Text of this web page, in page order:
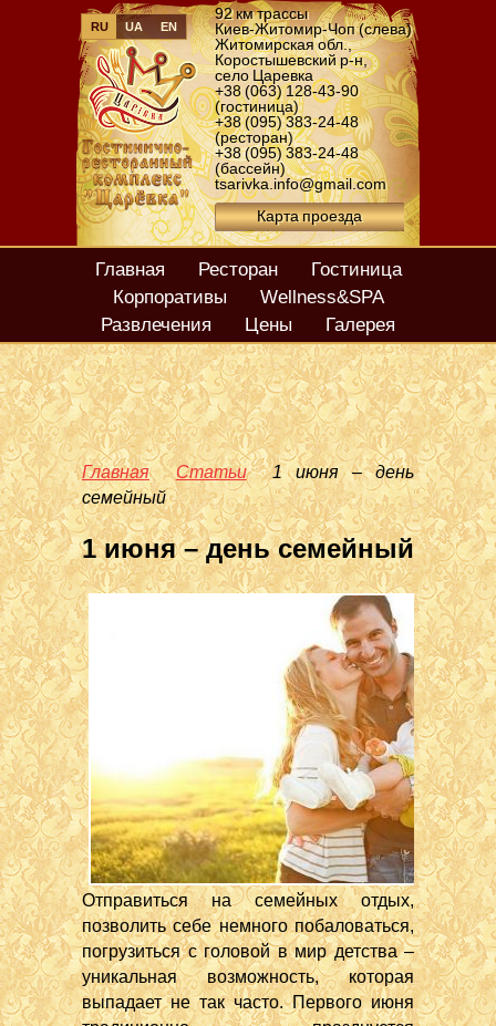
92 км трассы
Киев-Житомир-Чоп (слева)
Житомирская обл.,
Коростышевский р-н,
село Царевка
+38 (063) 128-43-90
(гостиница)
+38 (095) 383-24-48
(ресторан)
+38 (095) 383-24-48
(бассейн)
tsarivka.info@gmail.com
Карта проезда
RU UA EN
Главная Ресторан
Гостиница
Корпоративы
Wellness&SPA
Развлечения
Цены Галерея
Главная Статьи
1 июня – день
семейный
1 июня – день семейный
Отправиться на семейных отдых,
позволить себе немного побаловаться,
погрузиться с головой в мир детства –
уникальная возможность, которая
выпадает не так часто. Первого июня